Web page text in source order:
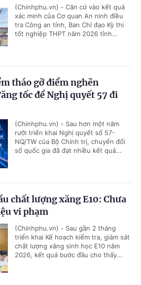
(Chinhphu.vn) - Căn cứ vào kết quả
xác minh của Cơ quan An ninh điều
tra Công an tỉnh, Ban Chỉ đạo Kỳ thi
tốt nghiệp THPT năm 2026 tỉnh...
tháo gỡ điểm nghẽn
tốc để Nghị quyết 57 đi
(Chinhphu.vn) - Sau hơn một năm
rưỡi triển khai Nghị quyết số 57-
NQ/TW của Bộ Chính trị, chuyển đổi
số quốc gia đã đạt nhiều kết quả...
chất lượng xăng E10: Chưa
vi phạm
(Chinhphu.vn) - Sau gần 2 tháng
triển khai Kế hoạch kiểm tra, giám sát
chất lượng xăng sinh học E10 năm
2026, kết quả bước đầu cho thấy...